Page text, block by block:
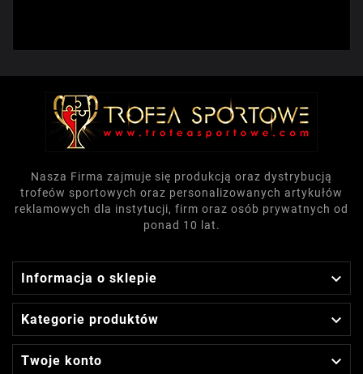
Nasza Firma zajmuje się produkcją oraz dystrybucją
trofeów sportowych oraz personalizowanych artykułów
reklamowych dla instytucji, firm oraz osób prywatnych od
ponad 10 lat.
Informacja o sklepie 
Kategorie produktów 
Twoje konto 